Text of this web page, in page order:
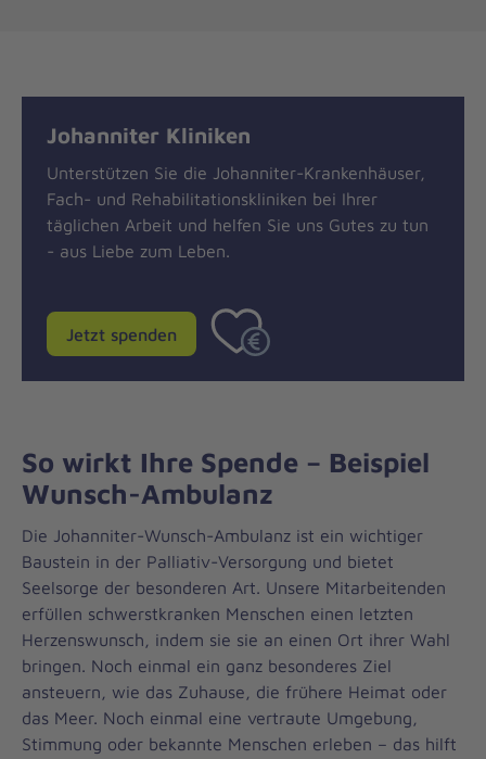
Johanniter Kliniken
Unterstützen Sie die Johanniter-Krankenhäuser,
Fach- und Rehabilitationskliniken bei Ihrer
täglichen Arbeit und helfen Sie uns Gutes zu tun
- aus Liebe zum Leben.
Jetzt spenden
So wirkt Ihre Spende – Beispiel
Wunsch-Ambulanz
Die Johanniter-Wunsch-Ambulanz ist ein wichtiger
Baustein in der Palliativ-Versorgung und bietet
Seelsorge der besonderen Art. Unsere Mitarbeitenden
erfüllen schwerstkranken Menschen einen letzten
Herzenswunsch, indem sie sie an einen Ort ihrer Wahl
bringen. Noch einmal ein ganz besonderes Ziel
ansteuern, wie das Zuhause, die frühere Heimat oder
das Meer. Noch einmal eine vertraute Umgebung,
Stimmung oder bekannte Menschen erleben – das hilft